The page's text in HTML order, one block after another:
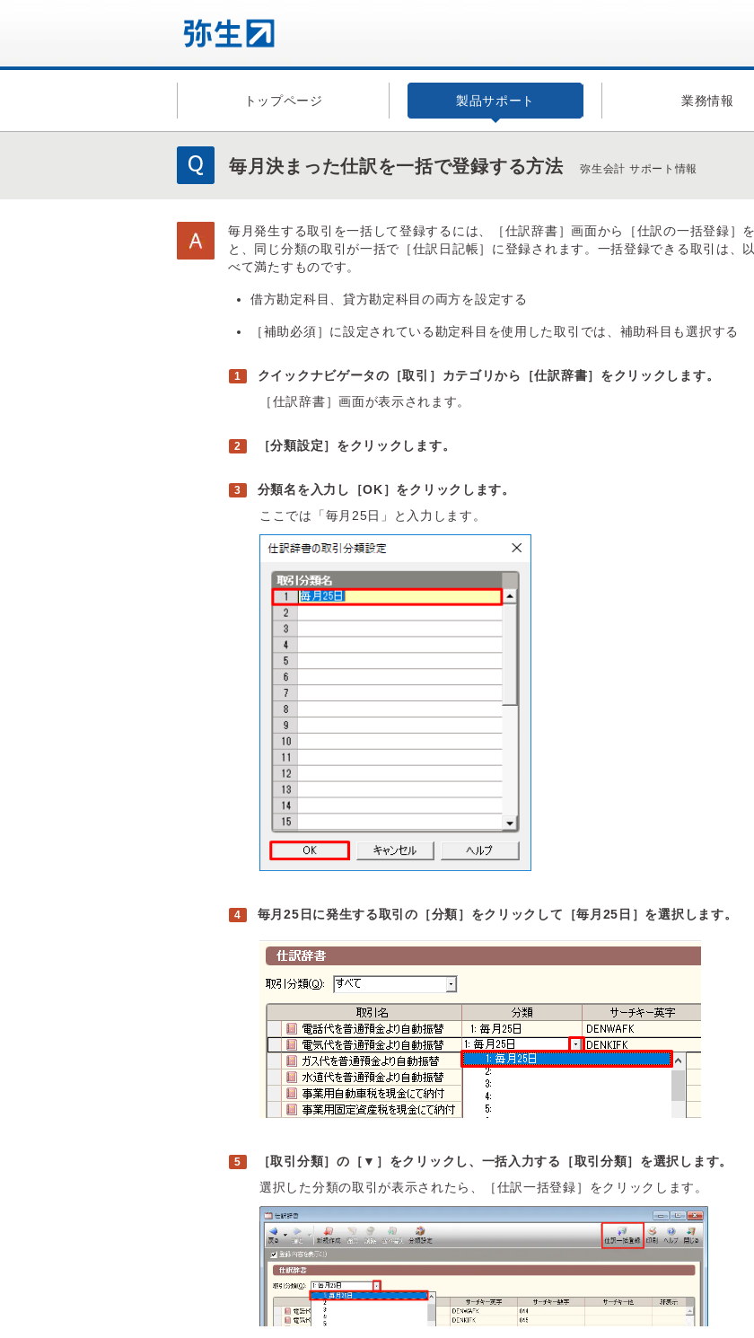
トップページ 製品サポート 業務情報
毎月決まった仕訳を一括で登録する方法 弥生会計 サポート情報
毎月発生する取引を一括して登録するには、［仕訳辞書］画面から［仕訳の一括登録］
と、同じ分類の取引が一括で［仕訳日記帳］に登録されます。一括登録できる取引は、
べて満たすものです。
借方勘定科目、貸方勘定科目の両方を設定する
［補助必須］に設定されている勘定科目を使用した取引では、補助科目も選択する
クイックナビゲータの［取引］カテゴリから［仕訳辞書］をクリックします。
［仕訳辞書］画面が表示されます。
［分類設定］をクリックします。
分類名を入力し［OK］をクリックします。
ここでは「毎月25日」と入力します。
毎月25日に発生する取引の［分類］をクリックして［毎月25日］を選択します。
［取引分類］の［▼］をクリックし、一括入力する［取引分類］を選択します。
選択した分類の取引が表示されたら、［仕訳一括登録］をクリックします。